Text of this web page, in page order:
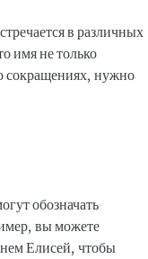
в различных
имя не только
сокращениях, нужно
обозначать
вы можете
Елисей, чтобы